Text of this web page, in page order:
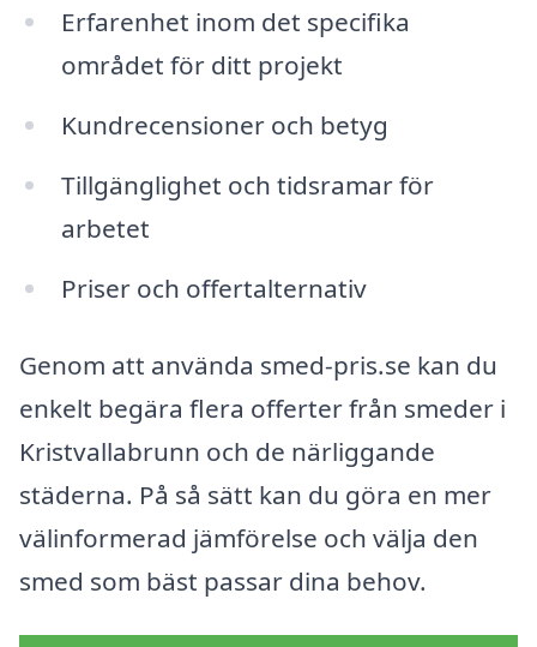
Erfarenhet inom det specifika
området för ditt projekt
Kundrecensioner och betyg
Tillgänglighet och tidsramar för
arbetet
Priser och offertalternativ
Genom att använda smed-pris.se kan du
enkelt begära flera offerter från smeder i
Kristvallabrunn och de närliggande
städerna. På så sätt kan du göra en mer
välinformerad jämförelse och välja den
smed som bäst passar dina behov.